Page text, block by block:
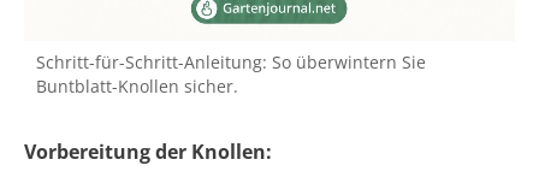
Schritt-für-Schritt-Anleitung: So überwintern Sie
Buntblatt-Knollen sicher.
Vorbereitung der Knollen: